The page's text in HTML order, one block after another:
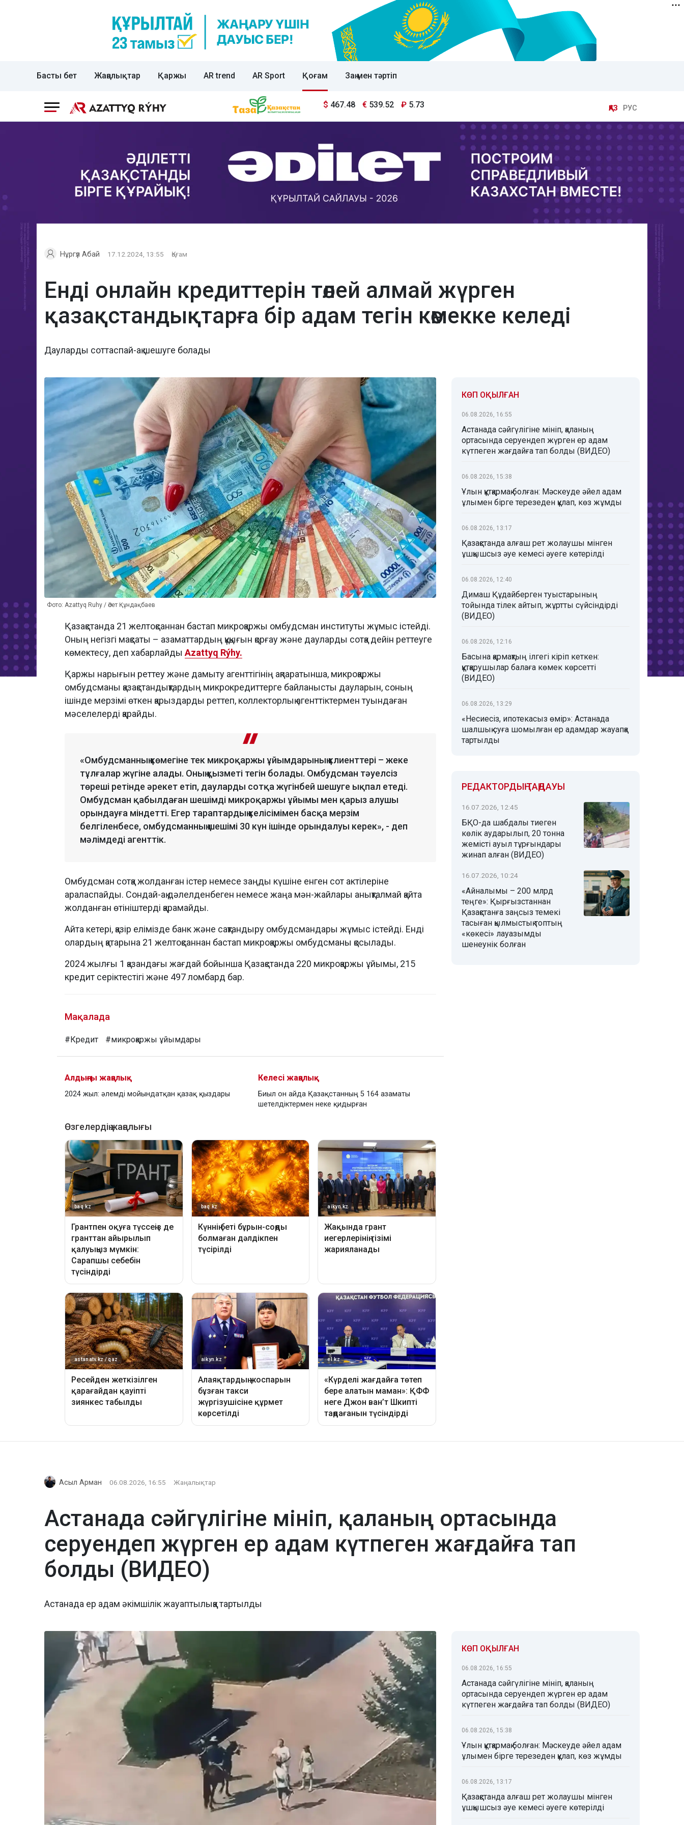
Басты бет Жаңалықтар Қаржы AR trend AR Sport Қоғам Заң мен тәртіп
$ 467.48 € 539.52 ₽ 5.73 ҚАЗ РУС
Нұргүл Абай 17.12.2024, 13:55 Қоғам
Енді онлайн кредиттерін төлей алмай жүрген
қазақстандықтарға бір адам тегін көмекке келеді
Дауларды соттаспай-ақ шешуге болады
Фото: Azattyq Ruhy / Әсет Құндақбаев
Қазақстанда 21 желтоқсаннан бастап микроқаржы омбудсман институты жұмыс істейді.
Оның негізгі мақсаты – азаматтардың құқығын қорғау және дауларды сотқа дейін реттеуге
көмектесу, деп хабарлайды Azattyq Rýhy.
Қаржы нарығын реттеу және дамыту агенттігінің ақпаратынша, микроқаржы
омбудсманы қазақстандықтардың микрокредиттерге байланысты дауларын, соның
ішінде мерзімі өткен қарыздарды реттеп, коллекторлық агенттіктермен туындаған
мәселелерді қарайды.
«Омбудсманның көмегіне тек микроқаржы ұйымдарының клиенттері – жеке
тұлғалар жүгіне алады. Оның қызметі тегін болады. Омбудсман тәуелсіз
төреші ретінде әрекет етіп, дауларды сотқа жүгінбей шешуге ықпал етеді.
Омбудсман қабылдаған шешімді микроқаржы ұйымы мен қарыз алушы
орындауға міндетті. Егер тараптардың келісімімен басқа мерзім
белгіленбесе, омбудсманның шешімі 30 күн ішінде орындалуы керек», - деп
мәлімдеді агенттік.
Омбудсман сотқа жолданған істер немесе заңды күшіне енген сот актілеріне
араласпайды. Сондай-ақ дәлелденбеген немесе жаңа мән-жайлары анықталмай қайта
жолданған өтініштерді қарамайды.
Айта кетері, қазір елімізде банк және сақтандыру омбудсмандары жұмыс істейді. Енді
олардың қатарына 21 желтоқсаннан бастап микроқаржы омбудсманы қосылады.
2024 жылғы 1 қазандағы жағдай бойынша Қазақстанда 220 микроқаржы ұйымы, 215
кредит серіктестігі және 497 ломбард бар.
Мақалада
#Кредит #микроқаржы ұйымдары
Алдыңғы жаңалық
2024 жыл: әлемді мойындатқан қазақ қыздары
Келесі жаңалық
Биыл он айда Қазақстанның 5 164 азаматы
шетелдіктермен неке қидырған
КӨП ОҚЫЛҒАН
06.08.2026, 16:55
Астанада сәйгүлігіне мініп, қаланың
ортасында серуендеп жүрген ер адам
күтпеген жағдайға тап болды (ВИДЕО)
06.08.2026, 15:38
Ұлын құтқармақ болған: Мәскеуде әйел адам
ұлымен бірге терезеден құлап, көз жұмды
06.08.2026, 13:17
Қазақстанда алғаш рет жолаушы мінген
ұшқышсыз әуе кемесі әуеге көтерілді
06.08.2026, 12:40
Димаш Құдайберген туыстарының
тойында тілек айтып, жұртты сүйсіндірді
(ВИДЕО)
06.08.2026, 12:16
Басына қармақтың ілгегі кіріп кеткен:
құтқарушылар балаға көмек көрсетті
(ВИДЕО)
06.08.2026, 13:29
«Несиесіз, ипотекасыз өмір»: Астанада
шалшық суға шомылған ер адамдар жауапқа
тартылды
РЕДАКТОРДЫҢ ТАҢДАУЫ
16.07.2026, 12:45
БҚО-да шабдалы тиеген
көлік аударылып, 20 тонна
жемісті ауыл тұрғындары
жинап алған (ВИДЕО)
16.07.2026, 10:24
«Айналымы – 200 млрд
теңге»: Қырғызстаннан
Қазақстанға заңсыз темекі
тасыған қылмыстық топтың
«көкесі» лауазымды
шенеунік болған
Асыл Арман 06.08.2026, 16:55 Жаңалықтар
Астанада сәйгүлігіне мініп, қаланың ортасында
серуендеп жүрген ер адам күтпеген жағдайға тап
болды (ВИДЕО)
Астанада ер адам әкімшілік жауаптылыққа тартылды
КӨП ОҚЫЛҒАН
06.08.2026, 16:55
Астанада сәйгүлігіне мініп, қаланың
ортасында серуендеп жүрген ер адам
күтпеген жағдайға тап болды (ВИДЕО)
06.08.2026, 15:38
Ұлын құтқармақ болған: Мәскеуде әйел адам
ұлымен бірге терезеден құлап, көз жұмды
06.08.2026, 13:17
Қазақстанда алғаш рет жолаушы мінген
ұшқышсыз әуе кемесі әуеге көтерілді